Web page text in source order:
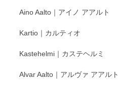
Aino Aalto｜アイノ アアルト
Kartio｜カルティオ
Kastehelmi｜カステヘルミ
Alvar Aalto｜アルヴァ アアルト